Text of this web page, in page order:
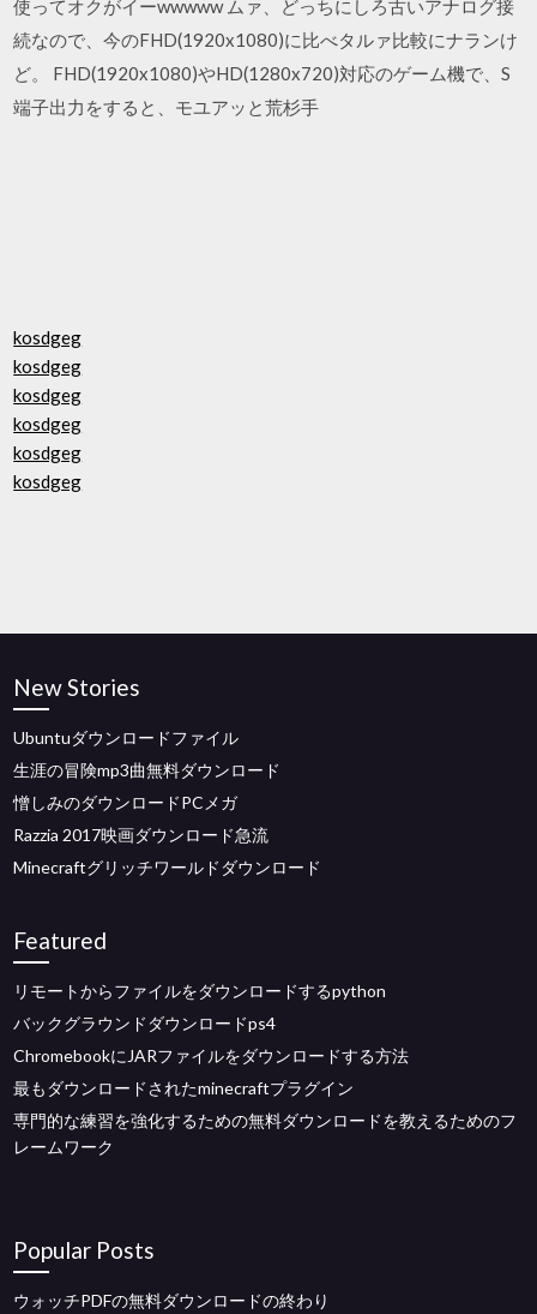
使ってオクがイーwwwww ムァ、どっちにしろ古いアナログ接
続なので、今のFHD(1920x1080)に比べタルァ比較にナランけ
ど。 FHD(1920x1080)やHD(1280x720)対応のゲーム機で、S
端子出力をすると、モユアッと荒杉手
kosdgeg
kosdgeg
kosdgeg
kosdgeg
kosdgeg
kosdgeg
New Stories
Ubuntuダウンロードファイル
生涯の冒険mp3曲無料ダウンロード
憎しみのダウンロードPCメガ
Razzia 2017映画ダウンロード急流
Minecraftグリッチワールドダウンロード
Featured
リモートからファイルをダウンロードするpython
バックグラウンドダウンロードps4
ChromebookにJARファイルをダウンロードする方法
最もダウンロードされたminecraftプラグイン
専門的な練習を強化するための無料ダウンロードを教えるためのフ
レームワーク
Popular Posts
ウォッチPDFの無料ダウンロードの終わり